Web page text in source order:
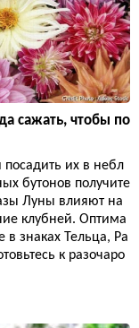
сажать, чтобы по
их в небл
бутонов получите
Луны влияют на
клубней. Оптима
знаках Тельца, Ра
к разочаро